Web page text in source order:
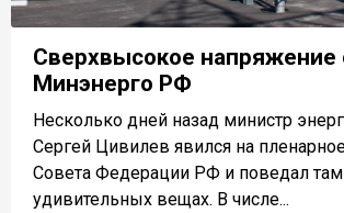
Сверхвысокое
Минэнерго РФ
Несколько дней назад министр
Сергей Цивилев явился на
Совета Федерации РФ и поведал
удивительных вещах. В числе...